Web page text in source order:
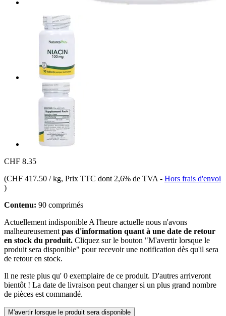
CHF 8.35
(CHF 417.50 / kg, Prix TTC dont 2,6% de TVA - Hors frais d'envoi
)
Contenu: 90 comprimés
Actuellement indisponible A l'heure actuelle nous n'avons
malheureusement pas d'information quant à une date de retour
en stock du produit. Cliquez sur le bouton "M'avertir lorsque le
produit sera disponible" pour recevoir une notification dès qu'il sera
de retour en stock.
Il ne reste plus qu' 0 exemplaire de ce produit. D'autres arriveront
bientôt ! La date de livraison peut changer si un plus grand nombre
de pièces est commandé.
M'avertir lorsque le produit sera disponible